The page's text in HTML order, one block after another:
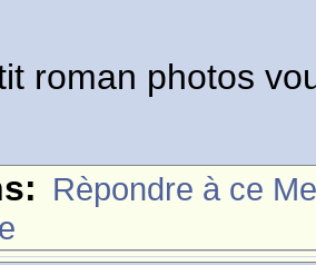
roman photos
Rèpondre à ce